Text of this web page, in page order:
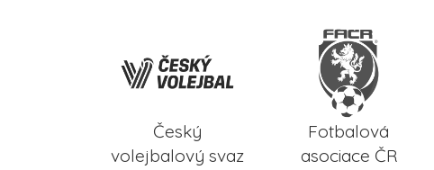
Český
volejbalový svaz
Fotbalová
asociace ČR